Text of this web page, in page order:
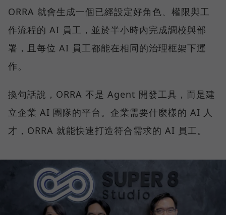
ORRA 就會生成一個已經設定好角色、權限與工
作流程的 AI 員工，並於半小時內完成調校與部
署，且每位 AI 員工都能在相同的治理框架下運
作。
換句話說，ORRA 不是 Agent 開發工具，而是建
立企業 AI 團隊的平台。企業需要什麼樣的 AI 人
才，ORRA 就能快速打造符合需求的 AI 員工。